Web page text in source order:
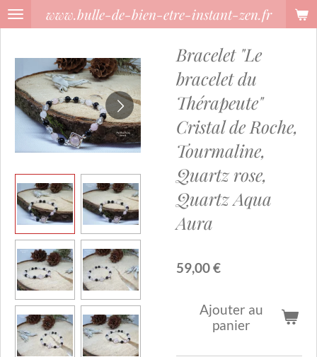
Passer
principal
www.bulle-de-bien-etre-instant-zen.fr
Bracelet "Le
bracelet du
Thérapeute"
Cristal de Roche,
Tourmaline,
Quartz rose,
Quartz Aqua
Aura
59,00 €
Ajouter au
panier